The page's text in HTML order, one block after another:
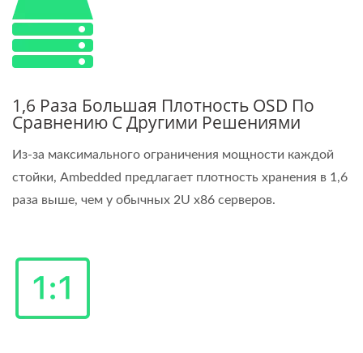
1,6 Раза Большая Плотность OSD По
Сравнению С Другими Решениями
Из-за максимального ограничения мощности каждой
стойки, Ambedded предлагает плотность хранения в 1,6
раза выше, чем у обычных 2U x86 серверов.